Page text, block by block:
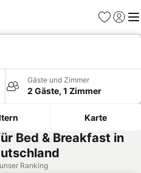
Favoriten
Gäste und Zimmer
2 Gäste, 1 Zimmer
Karte
Bed & Breakfast in
Ranking